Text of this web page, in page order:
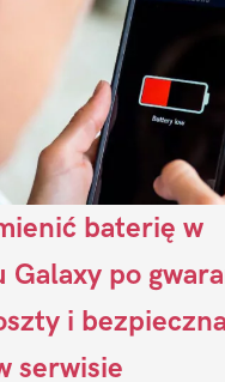
baterię w
Galaxy po
i bezpieczna
serwisie